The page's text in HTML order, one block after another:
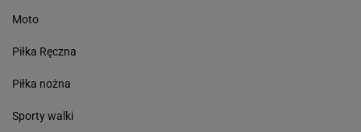
Moto
Piłka Ręczna
Piłka nożna
Sporty walki